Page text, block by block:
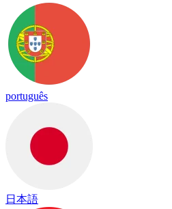
português
日本語